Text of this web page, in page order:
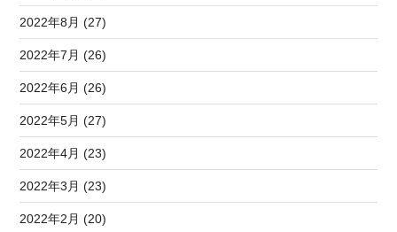
2022年8月 (27)
2022年7月 (26)
2022年6月 (26)
2022年5月 (27)
2022年4月 (23)
2022年3月 (23)
2022年2月 (20)